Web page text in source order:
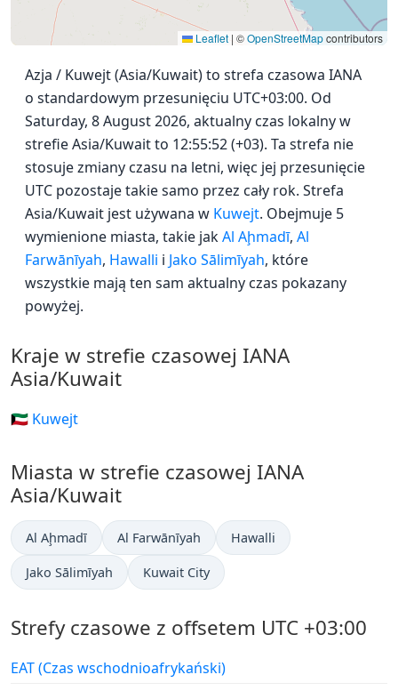
Leaflet | ©OpenStreetMapcontributors
Azja / Kuwejt (Asia/Kuwait) to strefa czasowa IANA
o standardowym przesunięciu UTC+03:00. Od
Saturday, 8 August 2026, aktualny czas lokalny w
strefie Asia/Kuwait to 12:55:52 (+03). Ta strefa nie
stosuje zmiany czasu na letni, więc jej przesunięcie
UTC pozostaje takie samo przez cały rok. Strefa
Asia/Kuwait jest używana w Kuwejt. Obejmuje 5
wymienione miasta, takie jakAl Aḩmadī, Al
Farwānīyah, Hawalli i Jako Sālimīyah, które
wszystkie mają ten sam aktualny czas pokazany
powyżej.
Kraje w strefie czasowej IANA
Asia/Kuwait
🇰🇼 Kuwejt
Miasta w strefie czasowej IANA
Asia/Kuwait
Al Aḩmadī Al Farwānīyah Hawalli
Jako Sālimīyah Kuwait City
Strefy czasowe z offsetem UTC +03:00
EAT (Czas wschodnioafrykański)